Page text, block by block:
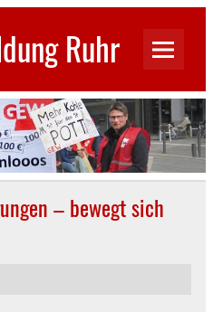
Ruhr
– bewegt sich